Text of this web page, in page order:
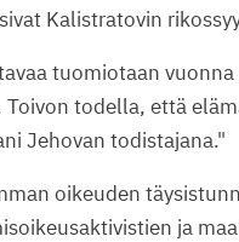
Kalistratovin
tuomiotaan
todella, että
Jehovan todistajana."
oikeuden
ja